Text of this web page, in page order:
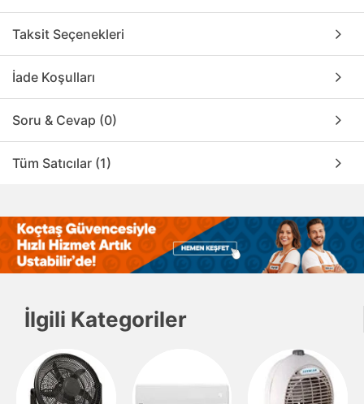
Taksit Seçenekleri
İade Koşulları
Soru & Cevap (0)
Tüm Satıcılar (1)
İlgili Kategoriler